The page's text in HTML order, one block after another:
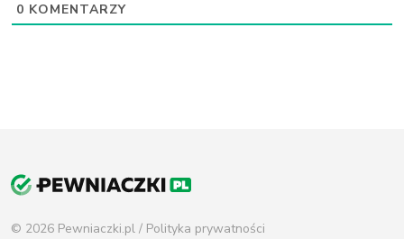
0 KOMENTARZY
© 2026 Pewniaczki.pl / Polityka prywatności